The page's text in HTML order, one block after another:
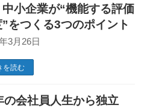
中小企業が“機能する評価
をつくる3つのポイント
3月26日
を読む
の会社員人生から独立